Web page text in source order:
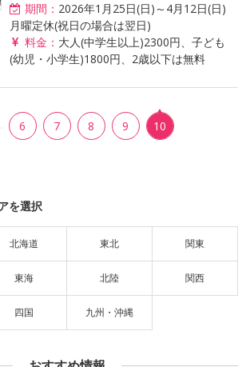
期間： 2026年1月25日(日)～4月12日(日)
月曜定休(祝日の場合は翌日)
料金： 大人(中学生以上)2300円、子ども
(幼児・小学生)1800円、2歳以下は無料
6 7 8 9 10
を選択
北海道 東北 関東
東海 北陸 関西
四国 九州・沖縄